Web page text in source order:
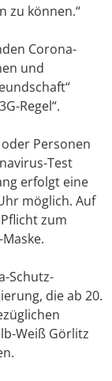
zu können.“
Corona-
und
Regel“.
Personen
Test
erfolgt eine
möglich. Auf
zum
Schutz-
die ab 20.
Weiß Görlitz